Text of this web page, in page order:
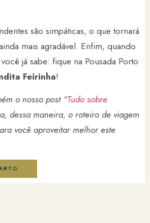
são simpáticas, o que tornará
mais agradável. Enfim, quando
já sabe: fique na Pousada Porto
Feirinha!
o nosso post “Tudo sobre
dessa maneira, o roteiro de viagem
você aproveitar melhor este